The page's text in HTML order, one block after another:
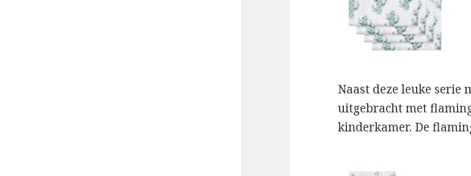
Naast deze leuke serie
uitgebracht met
kinderkamer. De